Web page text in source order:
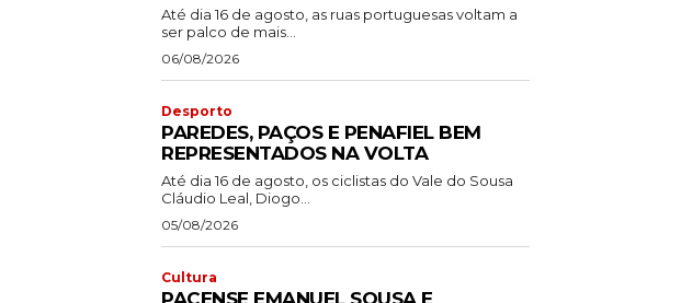
Até dia 16 de agosto, as ruas portuguesas voltam a
ser palco de mais...
06/08/2026
Desporto
PAREDES, PAÇOS E PENAFIEL BEM
REPRESENTADOS NA VOLTA
Até dia 16 de agosto, os ciclistas do Vale do Sousa
Cláudio Leal, Diogo...
05/08/2026
Cultura